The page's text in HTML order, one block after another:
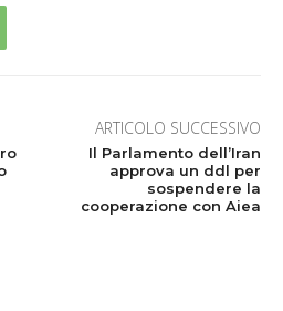
ARTICOLO SUCCESSIVO
Il Parlamento dell’Iran
approva un ddl per
sospendere la
cooperazione con Aiea